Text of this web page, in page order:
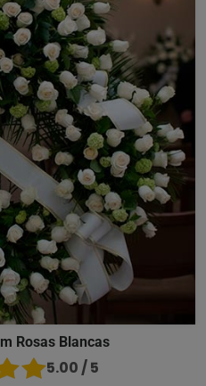
Rosas Blancas
5.00 / 5